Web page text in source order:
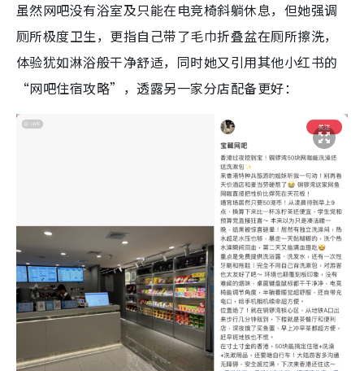
虽然网吧没有浴室及只能在电竞椅斜躺休息，但她强调
厕所极度卫生，更指自己带了毛巾折叠盆在厕所擦洗，
体验犹如淋浴般干净舒适，同时她又引用其他小红书的
“网吧住宿攻略”，透露另一家分店配备更好：